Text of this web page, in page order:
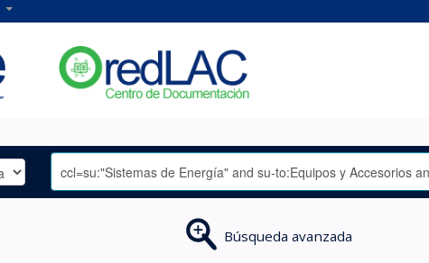
Búsqueda avanzada